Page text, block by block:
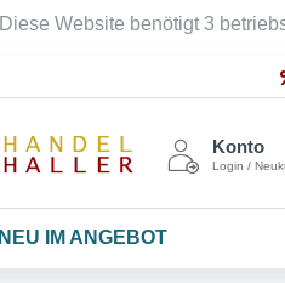
Diese Website benötigt 3
Konto
Login /
NEU IM ANGEBOT